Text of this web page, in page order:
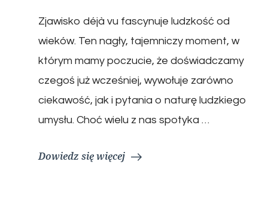
Zjawisko déjà vu fascynuje ludzkość od
wieków. Ten nagły, tajemniczy moment, w
którym mamy poczucie, że doświadczamy
czegoś już wcześniej, wywołuje zarówno
ciekawość, jak i pytania o naturę ludzkiego
umysłu. Choć wielu z nas spotyka …
Dowiedz się więcej